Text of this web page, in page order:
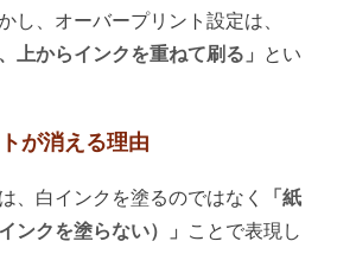
し、オーバープリント設定は、
上からインクを重ねて刷る」
とい
が消える理由
、白インクを塗るのではなく
「紙
ンクを塗らない）」
ことで表現し